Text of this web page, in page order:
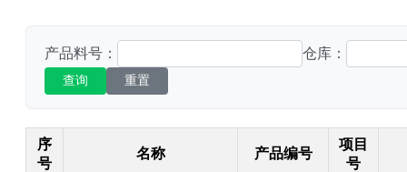
产品料号： 仓库：
查询 重置
序
号
名称 产品编号
项目
号